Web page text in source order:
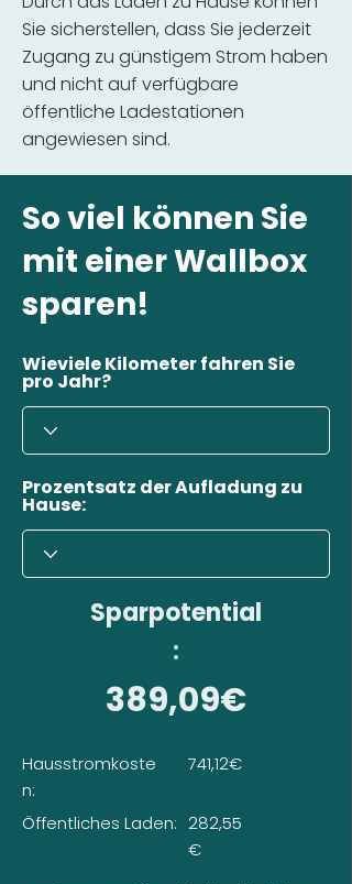
Sie sicherstellen, dass Sie jederzeit
Zugang zu günstigem Strom haben
und nicht auf verfügbare
öffentliche Ladestationen
angewiesen sind.
So viel können Sie
mit einer Wallbox
sparen!
Wieviele Kilometer fahren Sie
pro Jahr?
Prozentsatz der Aufladung zu
Hause:
Sparpotential
:
389,09€
Hausstromkoste
n:
Öffentliches Laden:
741,12€
282,55
€